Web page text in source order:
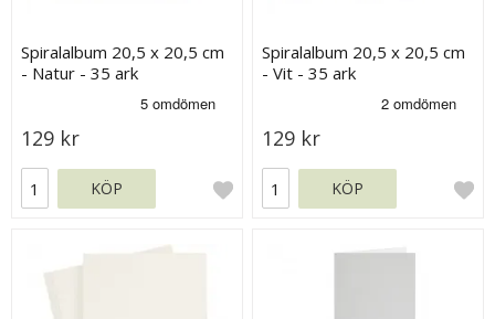
Spiralalbum 20,5 x 20,5 cm
- Natur - 35 ark
129 kr
KÖP
Spiralalbum 20,5 x 20,5 cm
- Vit - 35 ark
129 kr
KÖP